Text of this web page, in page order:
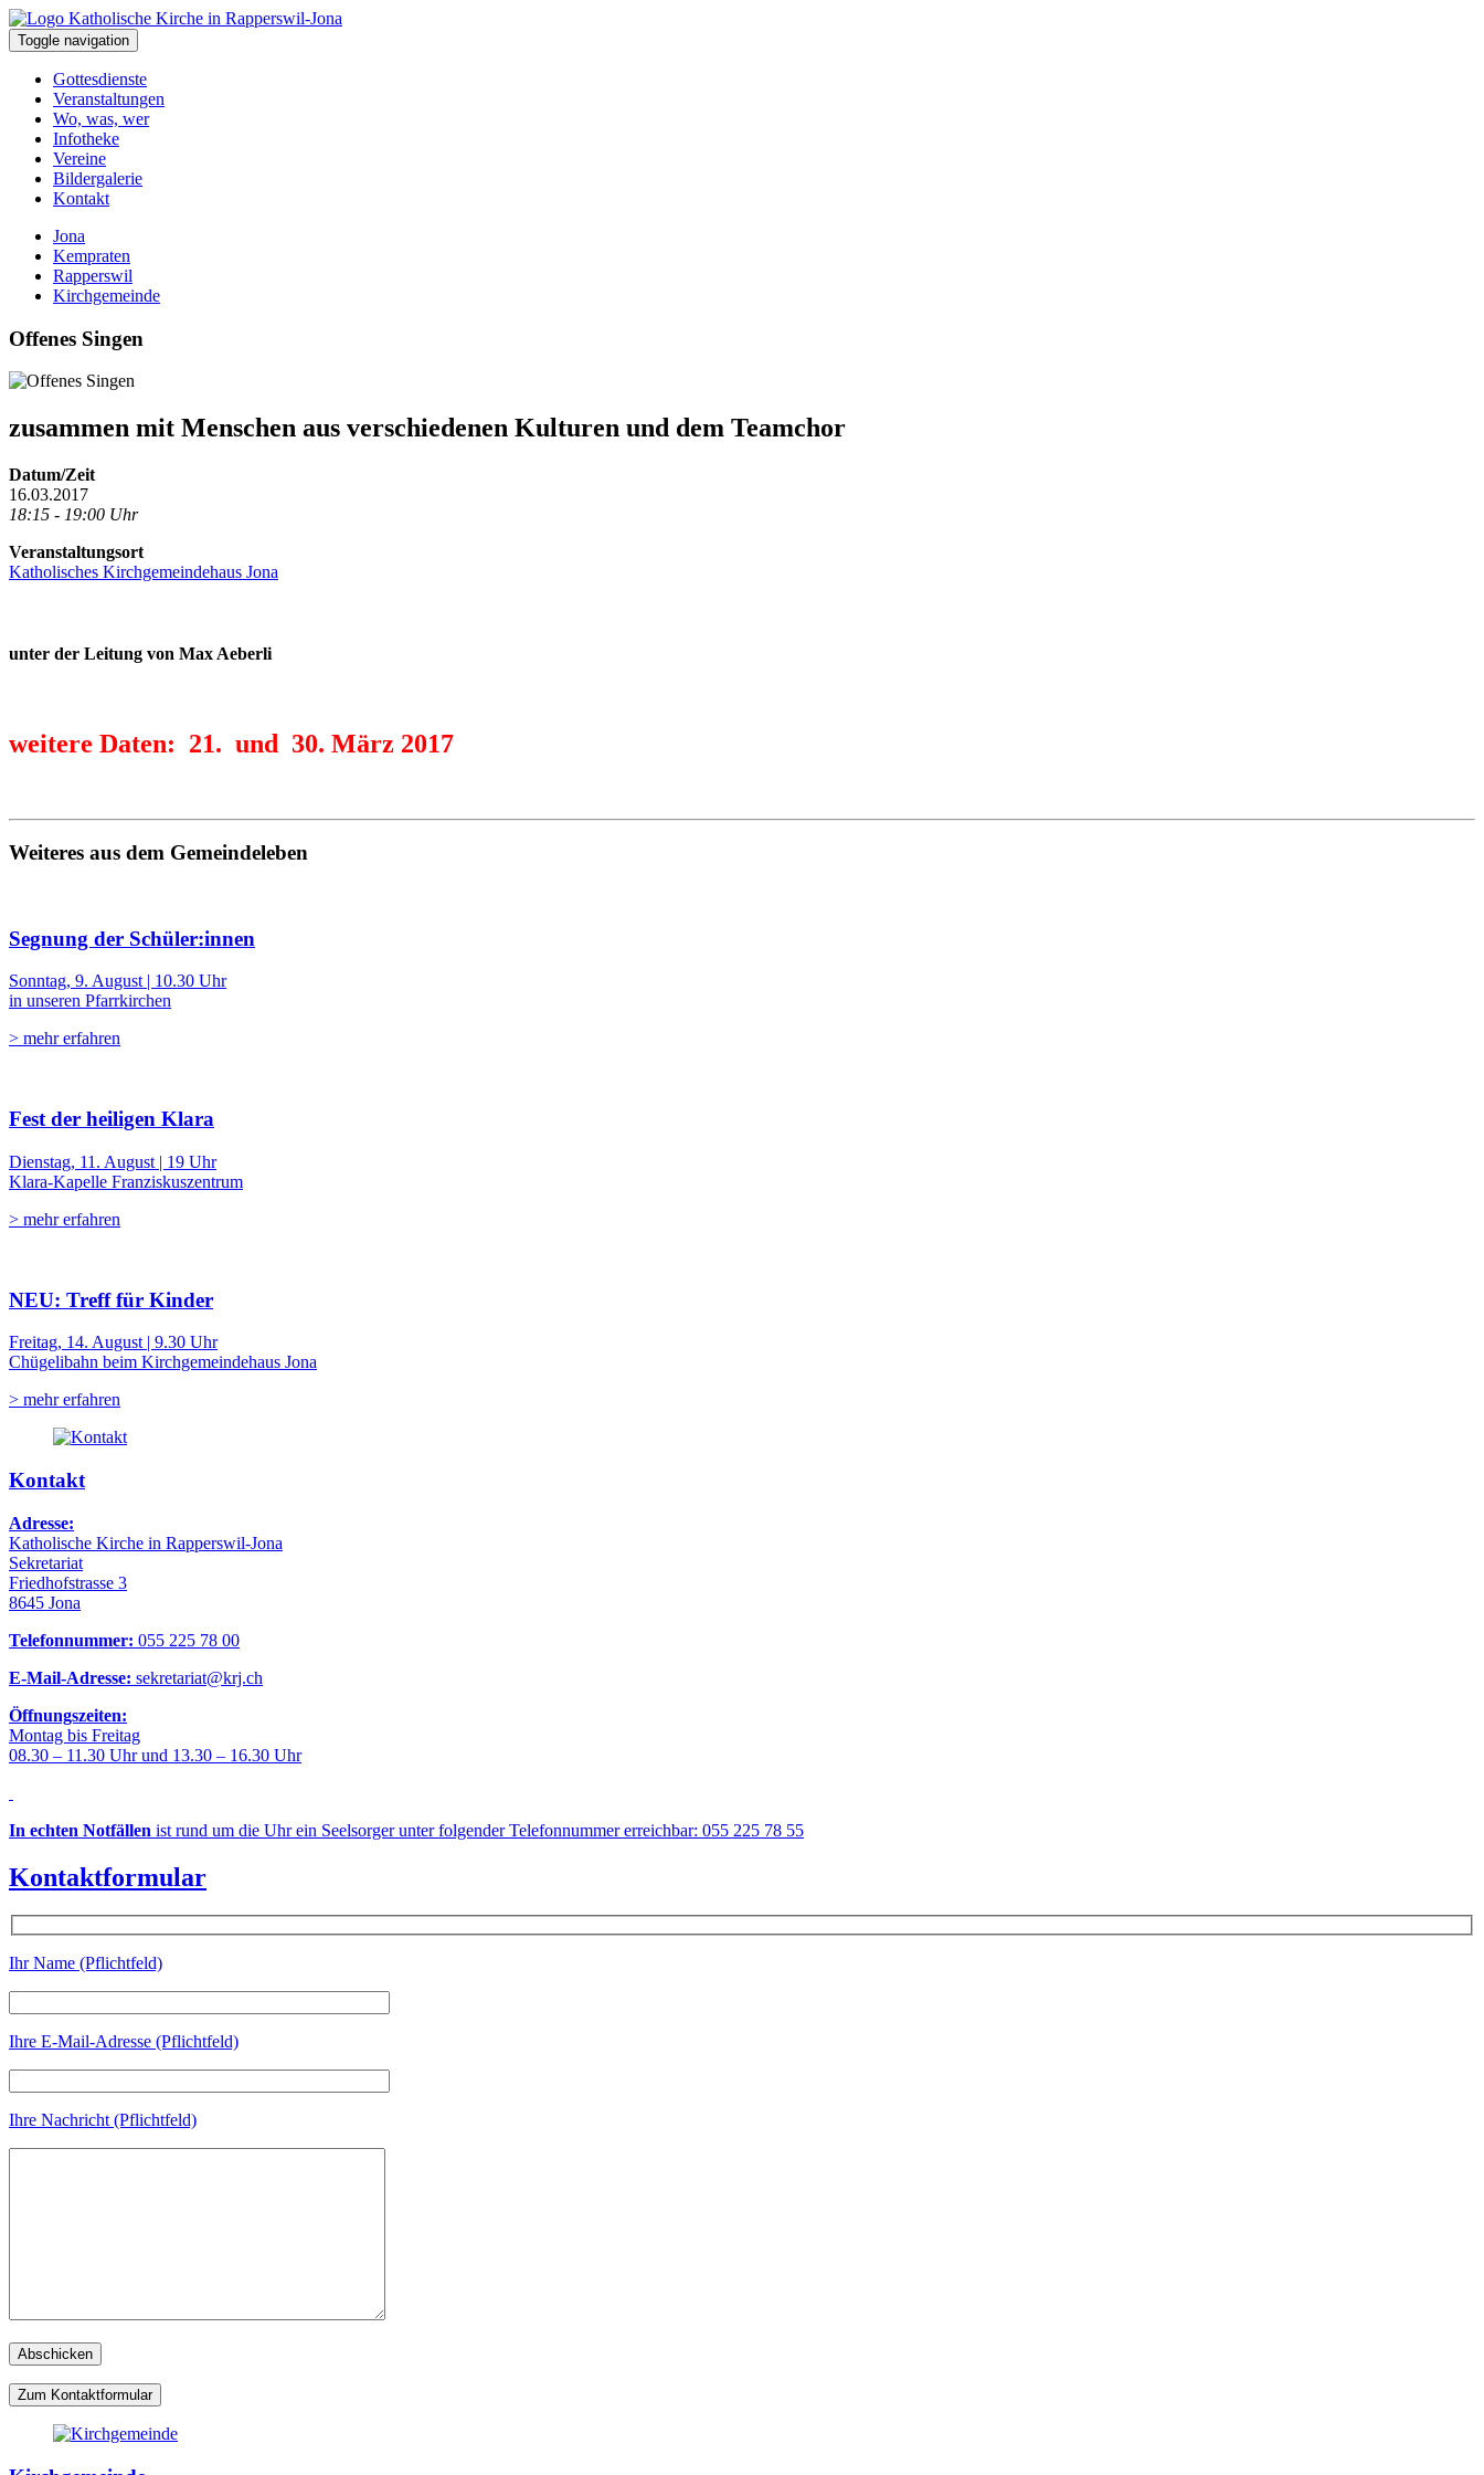
Toggle navigation
Gottesdienste
Veranstaltungen
Wo, was, wer
Infotheke
Vereine
Bildergalerie
Kontakt
Jona
Kempraten
Rapperswil
Kirchgemeinde
Offenes Singen
zusammen mit Menschen aus verschiedenen Kulturen und dem Teamchor
Datum/Zeit
16.03.2017
18:15 - 19:00 Uhr
Veranstaltungsort
Katholisches Kirchgemeindehaus Jona
unter der Leitung von Max Aeberli
weitere Daten: 21. und 30. März 2017
Weiteres aus dem Gemeindeleben
Segnung der Schüler:innen
Sonntag, 9. August | 10.30 Uhr
in unseren Pfarrkirchen
> mehr erfahren
Fest der heiligen Klara
Dienstag, 11. August | 19 Uhr
Klara-Kapelle Franziskuszentrum
> mehr erfahren
NEU: Treff für Kinder
Freitag, 14. August | 9.30 Uhr
Chügelibahn beim Kirchgemeindehaus Jona
> mehr erfahren
Kontakt
Adresse:
Katholische Kirche in Rapperswil-Jona
Sekretariat
Friedhofstrasse 3
8645 Jona
Telefonnummer: 055 225 78 00
E-Mail-Adresse: sekretariat@krj.ch
Öffnungszeiten:
Montag bis Freitag
08.30 – 11.30 Uhr und 13.30 – 16.30 Uhr
In echten Notfällen ist rund um die Uhr ein Seelsorger unter folgender Telefonnummer erreichbar: 055 225 78 55
Kontaktformular
Ihr Name (Pflichtfeld)
Ihre E-Mail-Adresse (Pflichtfeld)
Ihre Nachricht (Pflichtfeld)
Zum Kontaktformular